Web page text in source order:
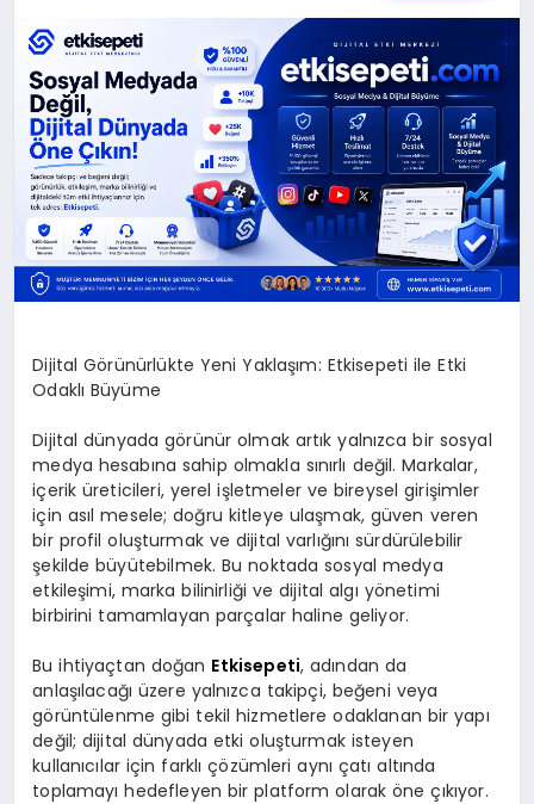
KIMDIR?
HESAPLAMALAR
Dijital Görünürlükte Yeni Yaklaşım: Etkisepeti ile Etki
Odaklı Büyüme
Dijital dünyada görünür olmak artık yalnızca bir sosyal
medya hesabına sahip olmakla sınırlı değil. Markalar,
içerik üreticileri, yerel işletmeler ve bireysel girişimler
için asıl mesele; doğru kitleye ulaşmak, güven veren
bir profil oluşturmak ve dijital varlığını sürdürülebilir
şekilde büyütebilmek. Bu noktada sosyal medya
etkileşimi, marka bilinirliği ve dijital algı yönetimi
birbirini tamamlayan parçalar haline geliyor.
Bu ihtiyaçtan doğan Etkisepeti, adından da
anlaşılacağı üzere yalnızca takipçi, beğeni veya
görüntülenme gibi tekil hizmetlere odaklanan bir yapı
değil; dijital dünyada etki oluşturmak isteyen
kullanıcılar için farklı çözümleri aynı çatı altında
toplamayı hedefleyen bir platform olarak öne çıkıyor.